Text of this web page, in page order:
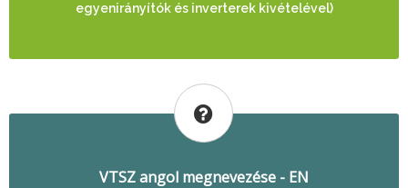
egyenirányítók és inverterek kivételével)
VTSZ angol megnevezése - EN